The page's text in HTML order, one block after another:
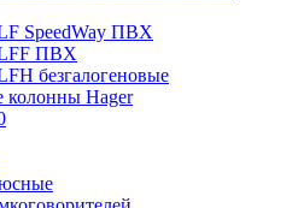
SpeedWay ПВХ
LFF ПВХ
безгалогеновые
колонны Hager